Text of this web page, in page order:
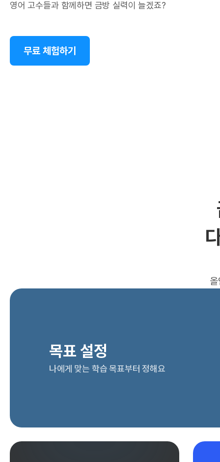
영어 고수들과 함께하면 금방 실력이 늘겠죠?
무료 체험하기
목표 설정
나에게 맞는 학습 목표부터 정해요